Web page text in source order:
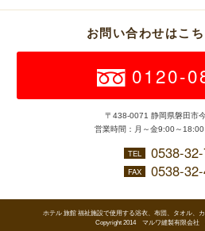
お問い合わせはこ
0120-
〒438-0071 静岡県磐田市
営業時間：月～金9:00～18:00
TEL 0538-
FAX 0538-
ホテル 旅館 福祉施設で使用する浴衣、布団、タオル、
Copyright 2014 マルワ縫製有限会社